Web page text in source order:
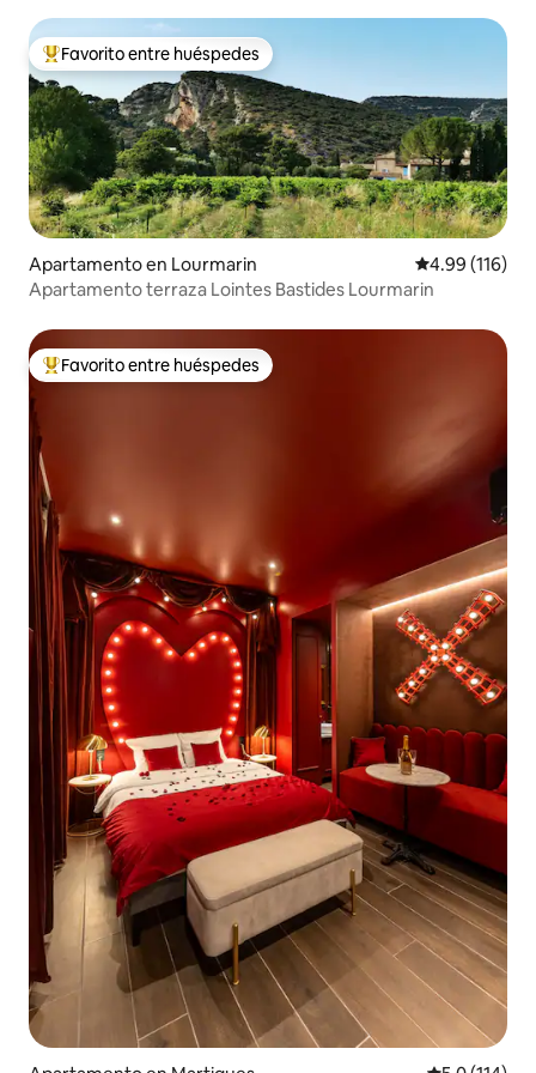
Favorito entre huéspedes preferido
Favorito entre huéspedes
Apartamento en Lourmarin Calificación
4.99 (116)
Apartamento terraza Lointes Bastides Lourmarin
Favorito entre huéspedes preferido
Favorito entre huéspedes